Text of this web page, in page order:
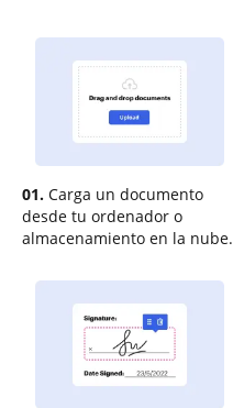
01. Carga un documento
desde tu ordenador o
almacenamiento en la nube.